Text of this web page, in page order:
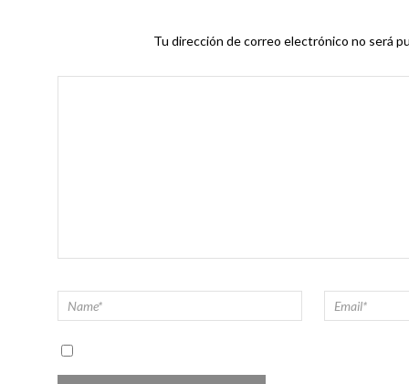
Tu dirección de correo electrónico no será